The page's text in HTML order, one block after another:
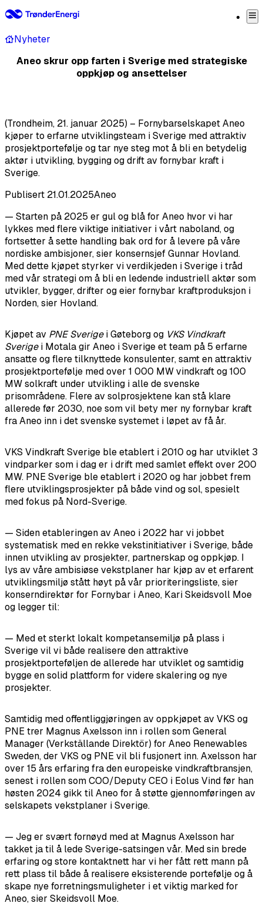
Nyheter
Aneo skrur opp farten i Sverige med strategiske
oppkjøp og ansettelser
(Trondheim, 21. januar 2025) – Fornybarselskapet Aneo
kjøper to erfarne utviklingsteam i Sverige med attraktiv
prosjektportefølje og tar nye steg mot å bli en betydelig
aktør i utvikling, bygging og drift av fornybar kraft i
Sverige.
Publisert 21.01.2025Aneo
— Starten på 2025 er gul og blå for Aneo hvor vi har
lykkes med flere viktige initiativer i vårt naboland, og
fortsetter å sette handling bak ord for å levere på våre
nordiske ambisjoner, sier konsernsjef Gunnar Hovland.
Med dette kjøpet styrker vi verdikjeden i Sverige i tråd
med vår strategi om å bli en ledende industriell aktør som
utvikler, bygger, drifter og eier fornybar kraftproduksjon i
Norden, sier Hovland.
Kjøpet av PNE Sverigei Gøteborg og VKS Vindkraft
Sverigei Motala gir Aneo i Sverige et team på 5 erfarne
ansatte og flere tilknyttede konsulenter, samt en attraktiv
prosjektportefølje med over 1 000 MW vindkraft og 100
MW solkraft under utvikling i alle de svenske
prisområdene. Flere av solprosjektene kan stå klare
allerede før 2030, noe som vil bety mer ny fornybar kraft
fra Aneo inn i det svenske systemet i løpet av få år.
VKS Vindkraft Sverige ble etablert i 2010 og har utviklet 3
vindparker som i dag er i drift med samlet effekt over 200
MW. PNE Sverige ble etablert i 2020 og har jobbet frem
flere utviklingsprosjekter på både vind og sol, spesielt
med fokus på Nord-Sverige.
— Siden etableringen av Aneo i 2022 har vi jobbet
systematisk med en rekke vekstinitiativer i Sverige, både
innen utvikling av prosjekter, partnerskap og oppkjøp. I
lys av våre ambisiøse vekstplaner har kjøp av et erfarent
utviklingsmiljø stått høyt på vår prioriteringsliste, sier
konserndirektør for Fornybar i Aneo, Kari Skeidsvoll Moe
og legger til:
— Med et sterkt lokalt kompetansemiljø på plass i
Sverige vil vi både realisere den attraktive
prosjektporteføljen de allerede har utviklet og samtidig
bygge en solid plattform for videre skalering og nye
prosjekter.
Samtidig med offentliggjøringen av oppkjøpet av VKS og
PNE trer Magnus Axelsson inn i rollen som General
Manager (Verkställande Direktör) for Aneo Renewables
Sweden, der VKS og PNE vil bli fusjonert inn. Axelsson har
over 15 års erfaring fra den europeiske vindkraftbransjen,
senest i rollen som COO/Deputy CEO i Eolus Vind før han
høsten 2024 gikk til Aneo for å støtte gjennomføringen av
selskapets vekstplaner i Sverige.
— Jeg er svært fornøyd med at Magnus Axelsson har
takket ja til å lede Sverige-satsingen vår. Med sin brede
erfaring og store kontaktnett har vi her fått rett mann på
rett plass til både å realisere eksisterende portefølje og å
skape nye forretningsmuligheter i et viktig marked for
Aneo, sier Skeidsvoll Moe.